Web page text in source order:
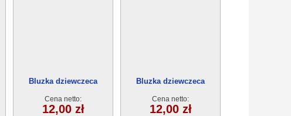
Bluzka dziewczeca
Cena netto:
12,00 zł
Bluzka dziewczeca
Cena netto:
12,00 zł